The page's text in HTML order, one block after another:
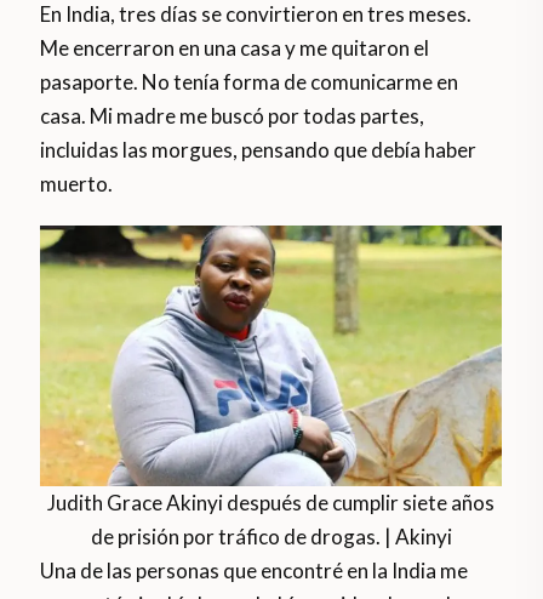
En India, tres días se convirtieron en tres meses.
Me encerraron en una casa y me quitaron el
pasaporte. No tenía forma de comunicarme en
casa. Mi madre me buscó por todas partes,
incluidas las morgues, pensando que debía haber
muerto.
Judith Grace Akinyi después de cumplir siete años
de prisión por tráfico de drogas. | Akinyi
Una de las personas que encontré en la India me